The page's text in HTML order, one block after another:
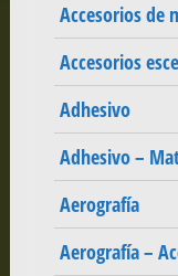
Accesorios de
Accesorios
Adhesivo
Adhesivo –
Aerografía
Aerografía –